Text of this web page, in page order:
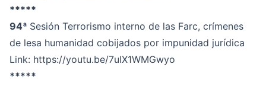
*****
94ª Sesión Terrorismo interno de las Farc, crímenes
de lesa humanidad cobijados por impunidad jurídica
Link: https://youtu.be/7ulX1WMGwyo
*****